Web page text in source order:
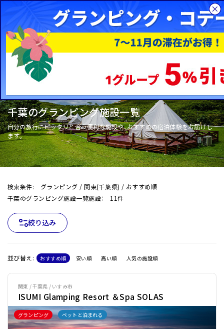
総合旅行サイトHIS グランピングの施設一覧 千葉
千葉のグランピング施設一覧
自分の旅行にピッタリと合う便利な施設や、おすすめの宿泊体験をお届けし
ます。
検索条件: グランピング / 関東(千葉県) / おすすめ順
千葉のグランピング施設一覧施設： 11件
絞り込み
並び替え: おすすめ順 安い順 高い順 人気の施設順
グランピング ペットと泊まれる
関東 / 千葉県 / いすみ市
ISUMI Glamping Resort ＆Spa SOLAS